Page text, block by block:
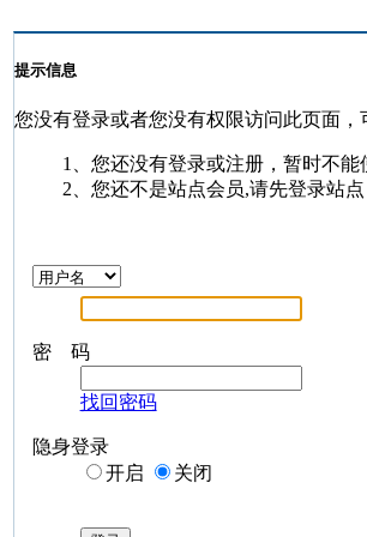
提示信息
您没有登录或者您没有权限访问此页面，
1、您还没有登录或注册，暂时不能
2、您还不是站点会员,请先登录站点
密 码
找回密码
隐身登录
开启
关闭